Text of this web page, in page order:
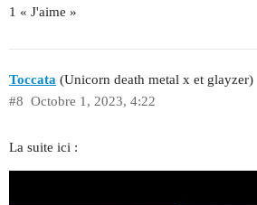
1 « J'aime »
Toccata (Unicorn death metal x et glayzer)
Octobre 1, 2023, 4:22
#8
La suite ici :